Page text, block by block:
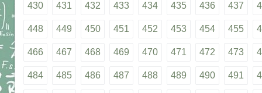
430 431 432 433 434 435 436 437
448 449 450 451 452 453 454 455
466 467 468 469 470 471 472 473
484 485 486 487 488 489 490 491